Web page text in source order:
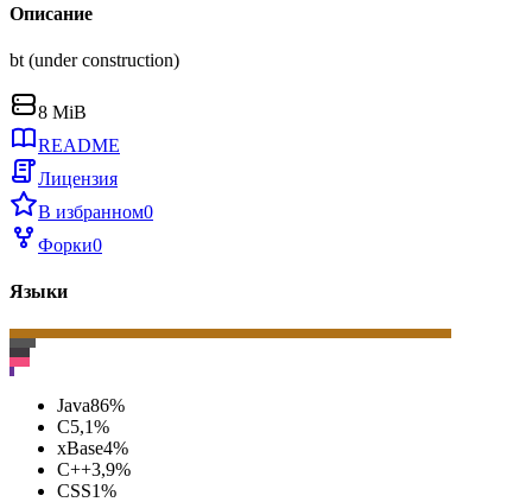
Описание
bt (under construction)
8 MiB
README
Лицензия
В избранном0
Форки0
Языки
Java86%
C5,1%
xBase4%
C++3,9%
CSS1%